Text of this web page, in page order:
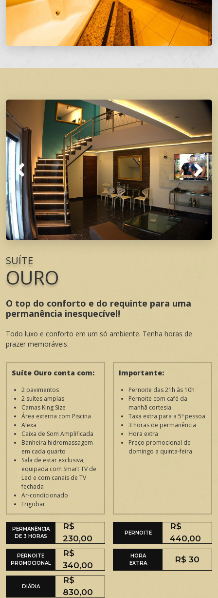
SUÍTE
OURO
O top do conforto e do requinte para uma
permanência inesquecível!
Todo luxo e conforto em um só ambiente. Tenha horas de
prazer memoráveis.
Suíte Ouro conta com:
2 pavimentos
2 suítes amplas
Camas King Size
Área externa com Piscina
Alexa
Caixa de Som Amplificada
Banheira hidromassagem
em cada quarto
Sala de estar exclusiva,
equipada com Smart TV de
Led e com canais de TV
fechada
Ar-condicionado
Frigobar
Importante:
Pernoite das 21h às 10h
Pernoite com café da
manhã cortesia
Taxa extra para a 5ª pessoa
3 horas de permanência
Hora extra
Preço promocional de
domingo a quinta-feira
PERMANÊNCIA
DE 3 HORAS
R$
230,00
PERNOITE
R$
440,00
PERNOITE
PROMOCIONAL
R$
340,00
HORA
EXTRA
R$ 30
DIÁRIA
R$
830,00